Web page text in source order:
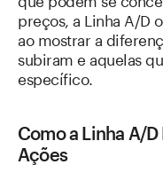
preços, a Linha A/D
ao mostrar a
subiram e aquelas
específico.
Como a Linha A/
Ações